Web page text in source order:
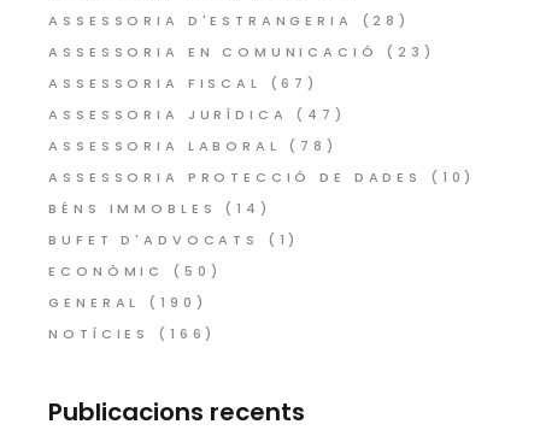
ASSESSORIA D'ESTRANGERIA
(28)
ASSESSORIA EN COMUNICACIÓ
(23)
ASSESSORIA FISCAL
(67)
ASSESSORIA JURÍDICA
(47)
ASSESSORIA LABORAL
(78)
ASSESSORIA PROTECCIÓ DE DADES
(10)
BÉNS IMMOBLES
(14)
BUFET D'ADVOCATS
(1)
ECONÒMIC
(50)
GENERAL
(190)
NOTÍCIES
(166)
Publicacions recents